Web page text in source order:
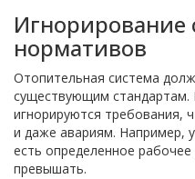
Игнорирование
нормативов
Отопительная система
существующим стандартам.
игнорируются требования,
и даже авариям. Например,
есть определенное
превышать.